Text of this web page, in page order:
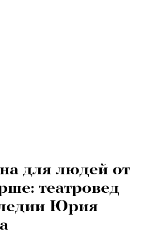
для людей от
театровед
Юрия